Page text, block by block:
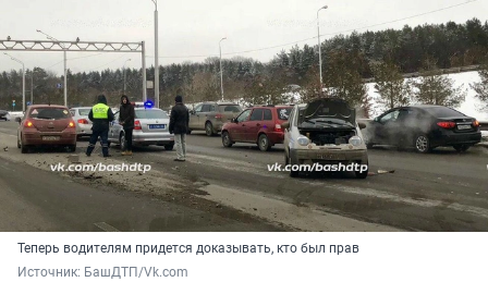
Теперь водителям придется доказывать, кто был прав
Источник: БашДТП/Vk.com